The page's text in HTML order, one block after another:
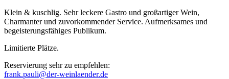
Klein & kuschlig. Sehr leckere Gastro und großartiger Wein,
Charmanter und zuvorkommender Service. Aufmerksames und
begeisterungsfähiges Publikum.
Limitierte Plätze.
Reservierung sehr zu empfehlen:
frank.pauli@der-weinlaender.de